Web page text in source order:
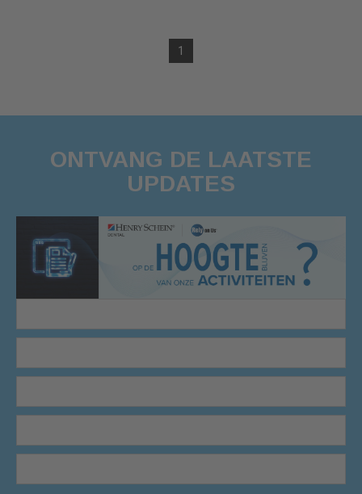
1
ONTVANG DE LAATSTE
UPDATES